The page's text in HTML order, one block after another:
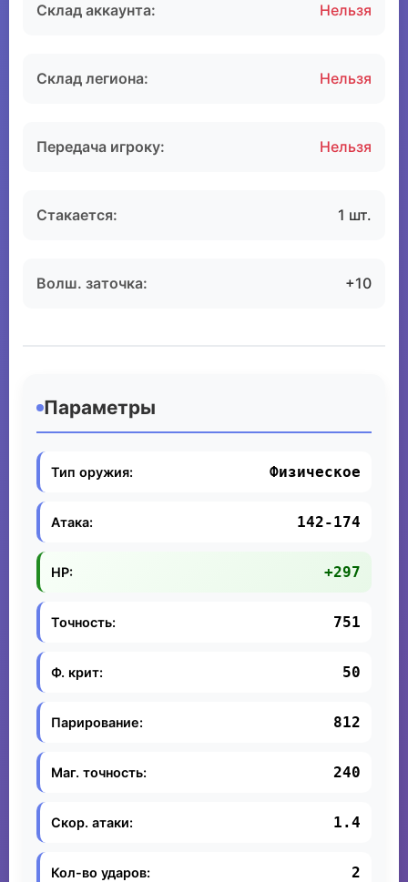
Склад аккаунта: Нельзя
Склад легиона: Нельзя
Передача игроку: Нельзя
Стакается: 1 шт.
Волш. заточка: +10
Параметры
Тип оружия: Физическое
Атака: 142-174
HP: +297
Точность: 751
Ф. крит: 50
Парирование: 812
Маг. точность: 240
Скор. атаки: 1.4
Кол-во ударов: 2